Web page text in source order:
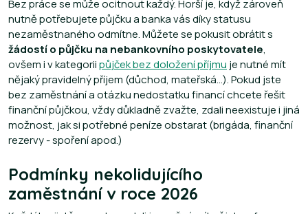
Bez práce se může ocitnout každý. Horší je, když zároveň
nutně potřebujete půjčku a banka vás díky statusu
nezaměstnaného odmítne. Můžete se pokusit obrátit s
žádostí o půjčku na nebankovního poskytovatele,
ovšem i v kategoriipůjček bez doložení příjmu je nutné mít
nějaký pravidelný příjem (důchod, mateřská…). Pokud jste
bez zaměstnání a otázku nedostatku financí chcete řešit
finanční půjčkou, vždy důkladně zvažte, zdali neexistuje i jiná
možnost, jak si potřebné peníze obstarat (brigáda, finanční
rezervy - spoření apod.)
Podmínky nekolidujícího
zaměstnání v roce 2026